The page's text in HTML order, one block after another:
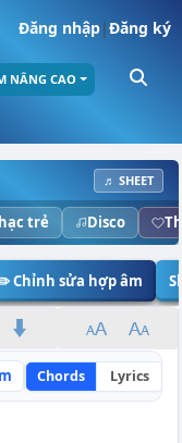
Đăng nhập|Đăng ký
NÂNG CAO
♬ SHEET
trẻ Disco
Chỉnh sửa hợp âm
Chords Lyrics